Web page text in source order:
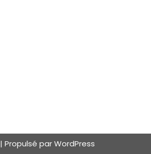
| Propulsé parWordPress